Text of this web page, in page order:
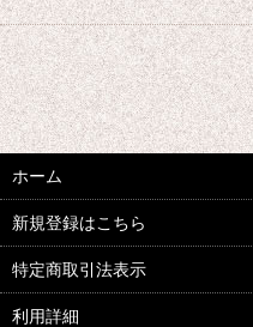
ホーム
新規登録はこちら
特定商取引法表示
利用詳細